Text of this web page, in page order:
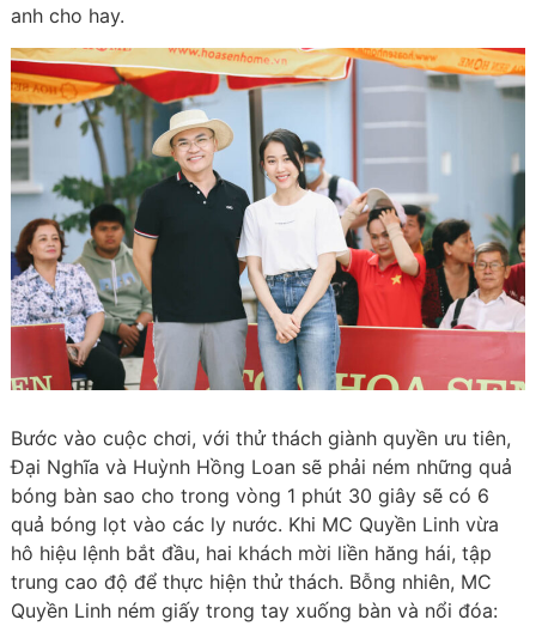
anh cho hay.
Bước vào cuộc chơi, với thử thách giành quyền ưu tiên,
Đại Nghĩa và Huỳnh Hồng Loan sẽ phải ném những quả
bóng bàn sao cho trong vòng 1 phút 30 giây sẽ có 6
quả bóng lọt vào các ly nước. Khi MC Quyền Linh vừa
hô hiệu lệnh bắt đầu, hai khách mời liền hăng hái, tập
trung cao độ để thực hiện thử thách. Bỗng nhiên, MC
Quyền Linh ném giấy trong tay xuống bàn và nổi đóa: